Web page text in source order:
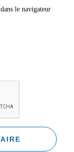
le navigateur